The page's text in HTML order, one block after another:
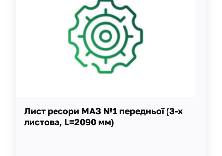
Лист ресори МАЗ №1 передньої (3-х
листова, L=2090 мм)